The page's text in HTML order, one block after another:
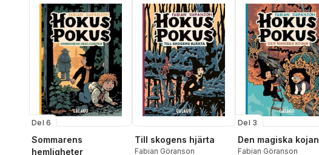
Del 6
Sommarens
hemligheter
Till skogens hjärta
Fabian Göranson
Del 3
Den magiska kojan
Fabian Göranson